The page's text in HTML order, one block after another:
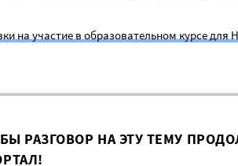
на участие в образовательном курсе
РАЗГОВОР НА ЭТУ ТЕМУ